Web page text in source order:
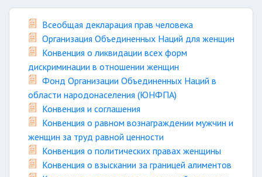
Всеобщая декларация прав человека
Организация Объединенных Наций для женщин
Конвенция о ликвидации всех форм
дискриминации в отношении женщин
Фонд Организации Объединенных Наций в
области народонаселения (ЮНФПА)
Конвенция и соглашения
Конвенция о равном вознаграждении мужчин и
женщин за труд равной ценности
Конвенция о политических правах женщины
Конвенция о взыскании за границей алиментов